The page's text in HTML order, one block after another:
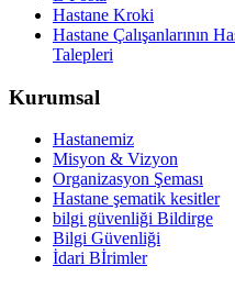
Hastane Kroki
Hastane Çalışanlarının
Talepleri
Kurumsal
Hastanemiz
Misyon & Vizyon
Organizasyon Şeması
Hastane şematik kesitler
bilgi güvenliği Bildirge
Bilgi Güvenliği
İdari Bİrimler